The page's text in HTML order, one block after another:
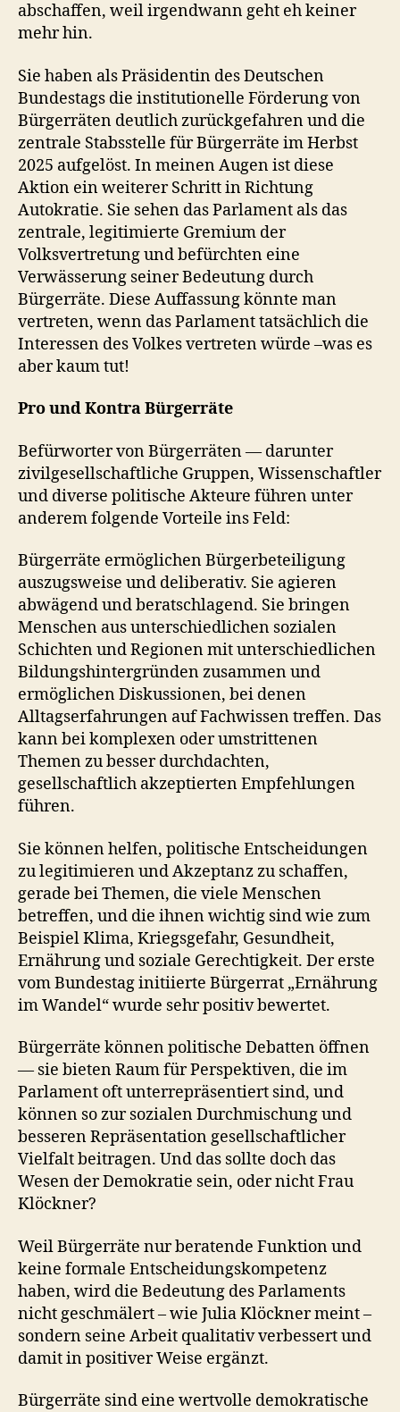
abschaffen, weil irgendwann geht eh keiner
mehr hin.
Sie haben als Präsidentin des Deutschen
Bundestags die institutionelle Förderung von
Bürgerräten deutlich zurückgefahren und die
zentrale Stabsstelle für Bürgerräte im Herbst
2025 aufgelöst. In meinen Augen ist diese
Aktion ein weiterer Schritt in Richtung
Autokratie. Sie sehen das Parlament als das
zentrale, legitimierte Gremium der
Volksvertretung und befürchten eine
Verwässerung seiner Bedeutung durch
Bürgerräte. Diese Auffassung könnte man
vertreten, wenn das Parlament tatsächlich die
Interessen des Volkes vertreten würde –was es
aber kaum tut!
Pro und Kontra Bürgerräte
Befürworter von Bürgerräten — darunter
zivilgesellschaftliche Gruppen, Wissenschaftler
und diverse politische Akteure führen unter
anderem folgende Vorteile ins Feld:
Bürgerräte ermöglichen Bürgerbeteiligung
auszugsweise und deliberativ. Sie agieren
abwägend und beratschlagend. Sie bringen
Menschen aus unterschiedlichen sozialen
Schichten und Regionen mit unterschiedlichen
Bildungshintergründen zusammen und
ermöglichen Diskussionen, bei denen
Alltagserfahrungen auf Fachwissen treffen. Das
kann bei komplexen oder umstrittenen
Themen zu besser durchdachten,
gesellschaftlich akzeptierten Empfehlungen
führen.
Sie können helfen, politische Entscheidungen
zu legitimieren und Akzeptanz zu schaffen,
gerade bei Themen, die viele Menschen
betreffen, und die ihnen wichtig sind wie zum
Beispiel Klima, Kriegsgefahr, Gesundheit,
Ernährung und soziale Gerechtigkeit. Der erste
vom Bundestag initiierte Bürgerrat „Ernährung
im Wandel“ wurde sehr positiv bewertet.
Bürgerräte können politische Debatten öffnen
— sie bieten Raum für Perspektiven, die im
Parlament oft unterrepräsentiert sind, und
können so zur sozialen Durchmischung und
besseren Repräsentation gesellschaftlicher
Vielfalt beitragen. Und das sollte doch das
Wesen der Demokratie sein, oder nicht Frau
Klöckner?
Weil Bürgerräte nur beratende Funktion und
keine formale Entscheidungskompetenz
haben, wird die Bedeutung des Parlaments
nicht geschmälert – wie Julia Klöckner meint –
sondern seine Arbeit qualitativ verbessert und
damit in positiver Weise ergänzt.
Bürgerräte sind eine wertvolle demokratische